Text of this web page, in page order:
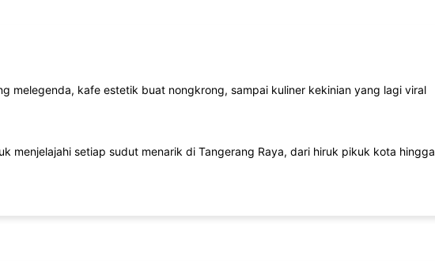
melegenda, kafe estetik buat nongkrong, sampai kuliner kekinian yang lagi viral
menjelajahi setiap sudut menarik di Tangerang Raya, dari hiruk pikuk kota hingga